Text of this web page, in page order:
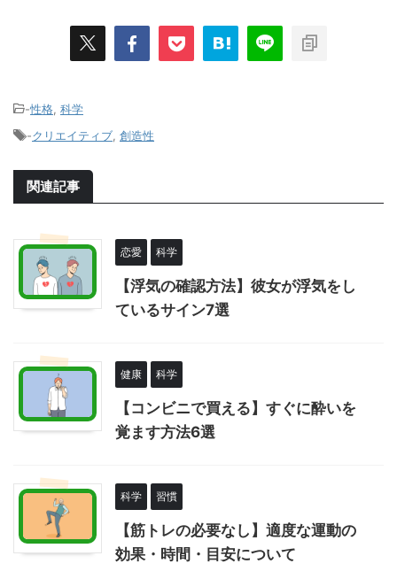
-性格 科学
-クリエイティブ 創造性
関連記事
恋愛 科学
【浮気の確認方法】彼女が浮気をし
ているサイン7選
健康 科学
【コンビニで買える】すぐに酔いを
覚ます方法6選
科学 習慣
【筋トレの必要なし】適度な運動の
効果・時間・目安について